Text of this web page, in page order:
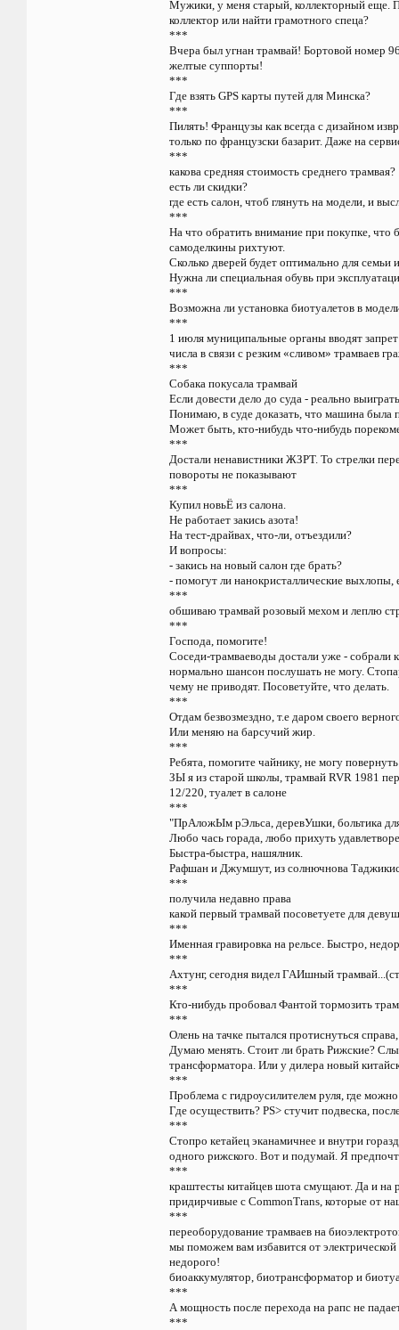
Мужики, у меня старый, коллекторный еще.
коллектор или найти грамотного спеца?
***
Вчера был угнан трамвай! Бортовой номер
желтые суппорты!
***
Где взять GPS карты путей для Минска?
***
Пилять! Французы как всегда с дизайном
только по французски базарит. Даже на
***
какова средняя стоимость среднего трамвая?
есть ли скидки?
где есть салон, чтоб глянуть на модели, и
***
На что обратить внимание при покупке, что
самоделкины рихтуют.
Сколько дверей будет оптимально для семьи
Нужна ли специальная обувь при
***
Возможна ли установка биотуалетов в
***
1 июля муниципальные органы вводят
числа в связи с резким «сливом» трамваев
***
Собака покусала трамвай
Если довести дело до суда - реально
Понимаю, в суде доказать, что машина была
Может быть, кто-нибудь что-нибудь
***
Достали ненавистники ЖЗРТ. То стрелки
повороты не показывают
***
Купил новьЁ из салона.
Не работает закись азота!
На тест-драйвах, что-ли, отъездили?
И вопросы:
- закись на новый салон где брать?
- помогут ли нанокристаллические
***
обшиваю трамвай розовый мехом и леплю
***
Господа, помогите!
Соседи-трамваеводы достали уже - собрали
нормально шансон послушать не могу.
чему не приводят. Посоветуйте, что делать.
***
Отдам безвозмездно, т.е даром своего
Или меняю на барсучий жир.
***
Ребята, помогите чайнику, не могу
ЗЫ я из старой школы, трамвай RVR 1981
12/220, туалет в салоне
***
"ПрАложЫм рЭльса, деревУшки, больтика
Любо чась горада, любо прихуть
Быстра-быстра, нашялник.
Рафшан и Джумшут, из солнючнова
***
получила недавно права
какой первый трамвай посоветуете для
***
Именная гравировка на рельсе. Быстро,
***
Ахтунг, сегодня видел ГАИшный
***
Кто-нибудь пробовал Фантой тормозить
***
Олень на тачке пытался протиснуться
Думаю менять. Стоит ли брать Рижские?
трансформатора. Или у дилера новый
***
Проблема с гидроусилителем руля, где
Где осуществить? PS> стучит подвеска,
***
Стопро кетайец эканамичнее и внутри
одного рижского. Вот и подумай. Я
***
краштесты китайцев шота смущают. Да и на
придирчивые с CommonTrans, которые от
***
переоборудование трамваев на
мы поможем вам избавится от электрической
недорого!
биоаккумулятор, биотрансформатор и
***
А мощность после перехода на рапс не
***